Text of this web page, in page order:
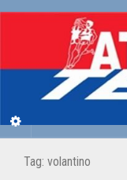
Tag: volantino